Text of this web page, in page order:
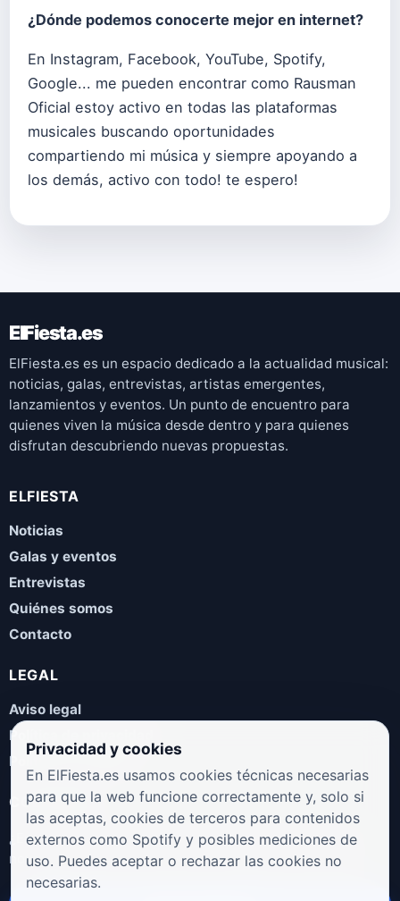
¿Dónde podemos conocerte mejor en internet?
En Instagram, Facebook, YouTube, Spotify,
Google... me pueden encontrar como Rausman
Oficial estoy activo en todas las plataformas
musicales buscando oportunidades
compartiendo mi música y siempre apoyando a
los demás, activo con todo! te espero!
ElFiesta.es
ElFiesta.es es un espacio dedicado a la actualidad musical:
noticias, galas, entrevistas, artistas emergentes,
lanzamientos y eventos. Un punto de encuentro para
quienes viven la música desde dentro y para quienes
disfrutan descubriendo nuevas propuestas.
ELFIESTA
Noticias
Galas y eventos
Entrevistas
Quiénes somos
Contacto
LEGAL
Aviso legal
Política de privacidad
Política de cookies
COLABORA
¿Eres artista, manager, sello o promotor? Envíanos tus
novedades, galas, entrevistas o propuestas musicales.
Privacidad y cookies
En ElFiesta.es usamos cookies técnicas necesarias
para que la web funcione correctamente y, solo si
las aceptas, cookies de terceros para contenidos
externos como Spotify y posibles mediciones de
uso. Puedes aceptar o rechazar las cookies no
necesarias.